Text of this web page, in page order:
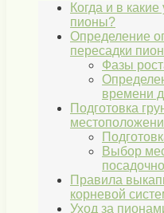
Когда и в
пионы?
Определение
пересадки
Фазы
времени
Подготовка
Выбор
Правила
корневой
Уход за